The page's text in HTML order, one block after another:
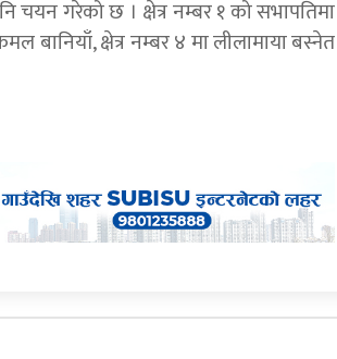
चयन गरेको छ । क्षेत्र नम्बर १ को सभापतिमा
बानियाँ, क्षेत्र नम्बर ४ मा लीलामाया बस्नेत